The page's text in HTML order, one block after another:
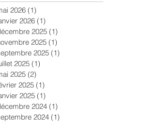
2026 (1)
2026 (1)
2025 (1)
2025 (1)
2025 (1)
2025 (1)
2025 (2)
2025 (1)
2025 (1)
2024 (1)
2024 (1)